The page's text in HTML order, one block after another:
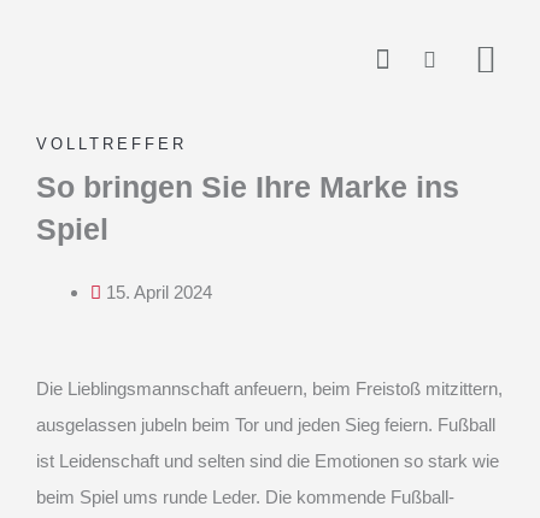
VOLLTREFFER
So bringen Sie Ihre Marke ins
Spiel
15. April 2024
Die Lieblingsmannschaft anfeuern, beim Freistoß mitzittern,
ausgelassen jubeln beim Tor und jeden Sieg feiern. Fußball
ist Leidenschaft und selten sind die Emotionen so stark wie
beim Spiel ums runde Leder. Die kommende Fußball-